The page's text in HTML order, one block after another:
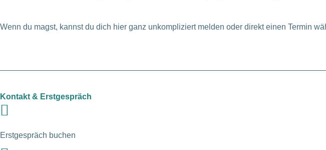
Wenn du magst, kannst du dich hier ganz unkompliziert melden oder direkt einen Termin
Kontakt & Erstgespräch
Erstgespräch buchen